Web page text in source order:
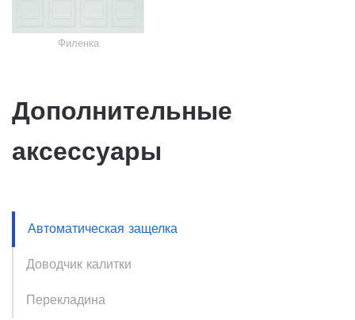
Филенка
Дополнительные
аксессуары
Автоматическая защелка
Доводчик калитки
Перекладина